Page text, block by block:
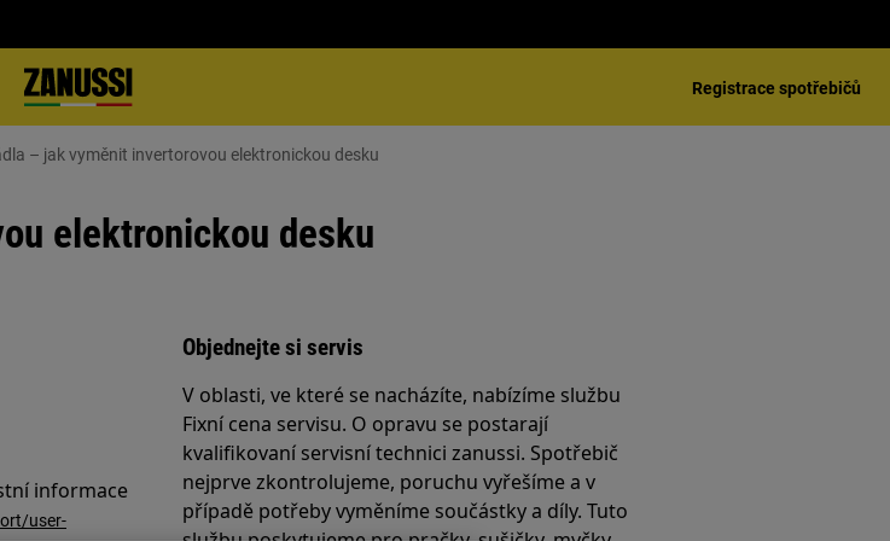
Registrace spotřebičů
– jak vyměnit invertorovou elektronickou desku
elektronickou desku
informace
user-
Objednejte si servis
V oblasti, ve které se nacházíte, nabízíme službu
Fixní cena servisu. O opravu se postarají
kvalifikovaní servisní technici zanussi. Spotřebič
nejprve zkontrolujeme, poruchu vyřešíme a v
případě potřeby vyměníme součástky a díly. Tuto